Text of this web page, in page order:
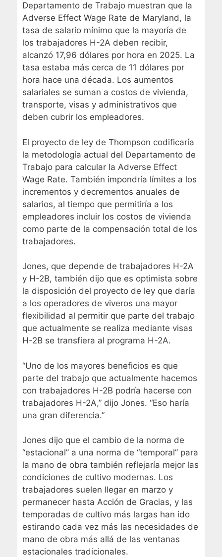
Departamento de Trabajo muestran que la
Adverse Effect Wage Rate de Maryland, la
tasa de salario mínimo que la mayoría de
los trabajadores H-2A deben recibir,
alcanzó 17,96 dólares por hora en 2025. La
tasa estaba más cerca de 11 dólares por
hora hace una década. Los aumentos
salariales se suman a costos de vivienda,
transporte, visas y administrativos que
deben cubrir los empleadores.
El proyecto de ley de Thompson codificaría
la metodología actual del Departamento de
Trabajo para calcular la Adverse Effect
Wage Rate. También impondría límites a los
incrementos y decrementos anuales de
salarios, al tiempo que permitiría a los
empleadores incluir los costos de vivienda
como parte de la compensación total de los
trabajadores.
Jones, que depende de trabajadores H-2A
y H-2B, también dijo que es optimista sobre
la disposición del proyecto de ley que daría
a los operadores de viveros una mayor
flexibilidad al permitir que parte del trabajo
que actualmente se realiza mediante visas
H-2B se transfiera al programa H-2A.
“Uno de los mayores beneficios es que
parte del trabajo que actualmente hacemos
con trabajadores H-2B podría hacerse con
trabajadores H-2A,” dijo Jones. “Eso haría
una gran diferencia.”
Jones dijo que el cambio de la norma de
“estacional” a una norma de “temporal” para
la mano de obra también reflejaría mejor las
condiciones de cultivo modernas. Los
trabajadores suelen llegar en marzo y
permanecer hasta Acción de Gracias, y las
temporadas de cultivo más largas han ido
estirando cada vez más las necesidades de
mano de obra más allá de las ventanas
estacionales tradicionales.